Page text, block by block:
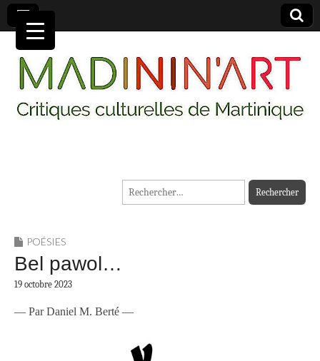
MADININ'ART
Rechercher :
POÉSIES
Bel pawol…
19 octobre 2023
— Par Daniel M. Berté —